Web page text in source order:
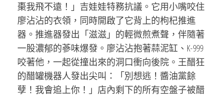
棗我飛不遠！」吉娃娃特務抗議。它用小嘴咬住
廖沾沾的衣領，同時開啟了它背上的枸杞推進
器。推進器發出「滋滋」的輕微煎煮聲，伴隨著
一股濃郁的蔘味爆發。廖沾沾抱著蒜泥缸、K-999
咬著他，一起從撞出來的洞口衝向後院。王醋狂
的醋罐機器人發出尖叫：「別想逃！醬油黨餘
孽！我會追上你！」店內剩下的所有空盤子被醋